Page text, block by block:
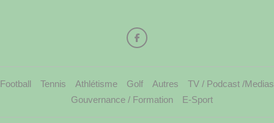
Football Tennis Athlétisme Golf Autres
TV / Podcast /Medias
Gouvernance / Formation
E-Sport